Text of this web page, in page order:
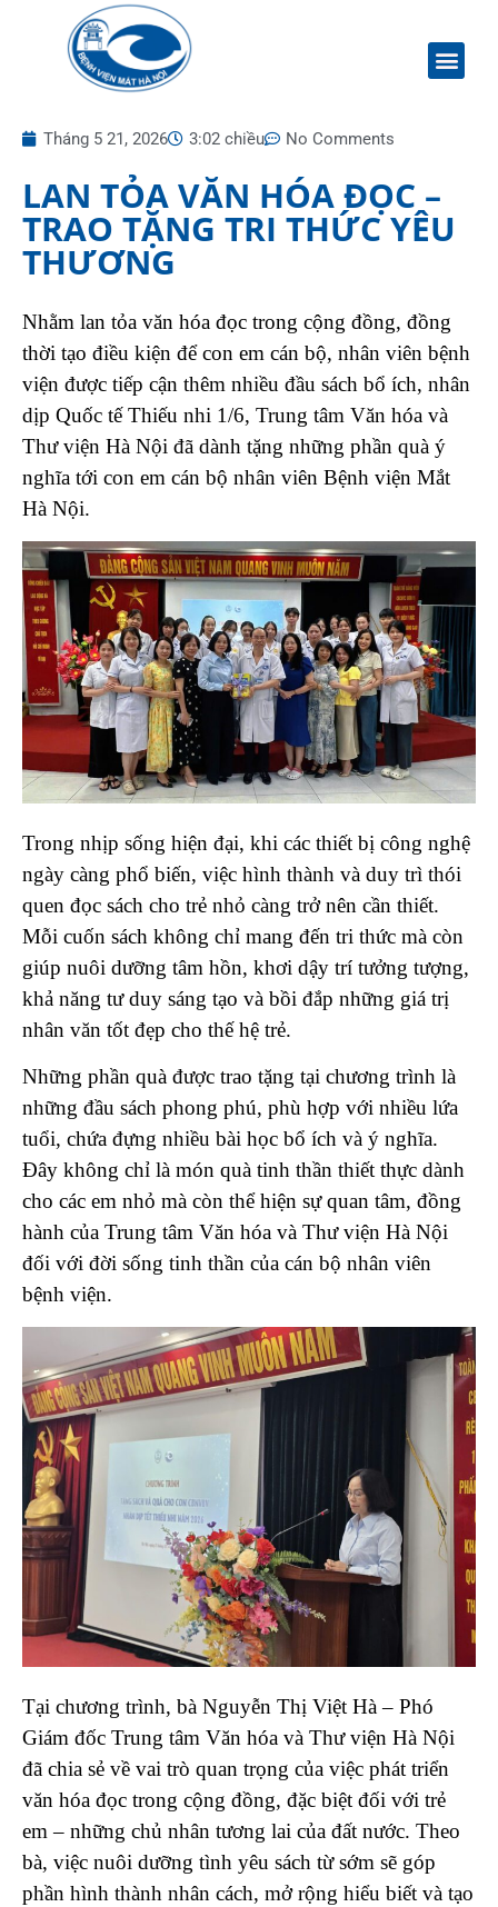
Tháng 5 21, 2026 3:02 chiều No Comments
LAN TỎA VĂN HÓA ĐỌC –
TRAO TẶNG TRI THỨC YÊU
THƯƠNG
Nhằm lan tỏa văn hóa đọc trong cộng đồng, đồng
thời tạo điều kiện để con em cán bộ, nhân viên bệnh
viện được tiếp cận thêm nhiều đầu sách bổ ích, nhân
dịp Quốc tế Thiếu nhi 1/6, Trung tâm Văn hóa và
Thư viện Hà Nội đã dành tặng những phần quà ý
nghĩa tới con em cán bộ nhân viên Bệnh viện Mắt
Hà Nội.
Trong nhịp sống hiện đại, khi các thiết bị công nghệ
ngày càng phổ biến, việc hình thành và duy trì thói
quen đọc sách cho trẻ nhỏ càng trở nên cần thiết.
Mỗi cuốn sách không chỉ mang đến tri thức mà còn
giúp nuôi dưỡng tâm hồn, khơi dậy trí tưởng tượng,
khả năng tư duy sáng tạo và bồi đắp những giá trị
nhân văn tốt đẹp cho thế hệ trẻ.
Những phần quà được trao tặng tại chương trình là
những đầu sách phong phú, phù hợp với nhiều lứa
tuổi, chứa đựng nhiều bài học bổ ích và ý nghĩa.
Đây không chỉ là món quà tinh thần thiết thực dành
cho các em nhỏ mà còn thể hiện sự quan tâm, đồng
hành của Trung tâm Văn hóa và Thư viện Hà Nội
đối với đời sống tinh thần của cán bộ nhân viên
bệnh viện.
Tại chương trình, bà Nguyễn Thị Việt Hà – Phó
Giám đốc Trung tâm Văn hóa và Thư viện Hà Nội
đã chia sẻ về vai trò quan trọng của việc phát triển
văn hóa đọc trong cộng đồng, đặc biệt đối với trẻ
em – những chủ nhân tương lai của đất nước. Theo
bà, việc nuôi dưỡng tình yêu sách từ sớm sẽ góp
phần hình thành nhân cách, mở rộng hiểu biết và tạo